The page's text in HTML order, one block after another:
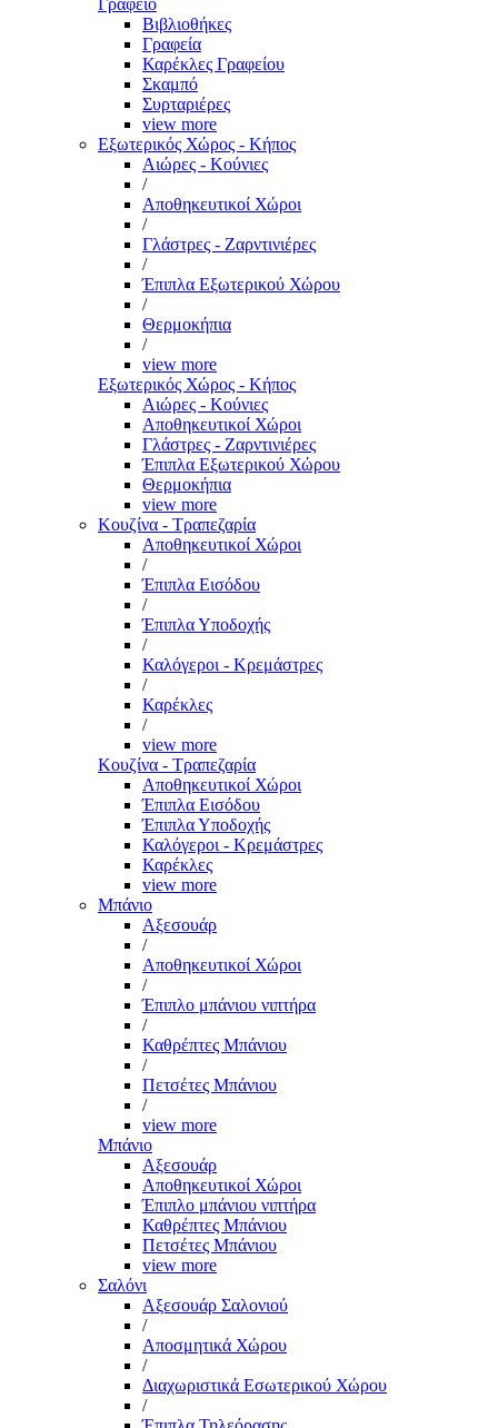
Γραφείο
Βιβλιοθήκες
Γραφεία
Καρέκλες Γραφείου
Σκαμπό
Συρταριέρες
view more
Εξωτερικός Χώρος - Κήπος
Αιώρες - Κούνιες
/
Αποθηκευτικοί Χώροι
/
Γλάστρες - Ζαρντινιέρες
/
Έπιπλα Εξωτερικού Χώρου
/
Θερμοκήπια
/
view more
Εξωτερικός Χώρος - Κήπος
Αιώρες - Κούνιες
Αποθηκευτικοί Χώροι
Γλάστρες - Ζαρντινιέρες
Έπιπλα Εξωτερικού Χώρου
Θερμοκήπια
view more
Κουζίνα - Τραπεζαρία
Αποθηκευτικοί Χώροι
/
Έπιπλα Εισόδου
/
Έπιπλα Υποδοχής
/
Καλόγεροι - Κρεμάστρες
/
Καρέκλες
/
view more
Κουζίνα - Τραπεζαρία
Αποθηκευτικοί Χώροι
Έπιπλα Εισόδου
Έπιπλα Υποδοχής
Καλόγεροι - Κρεμάστρες
Καρέκλες
view more
Μπάνιο
Αξεσουάρ
/
Αποθηκευτικοί Χώροι
/
Έπιπλο μπάνιου νιπτήρα
/
Καθρέπτες Μπάνιου
/
Πετσέτες Μπάνιου
/
view more
Μπάνιο
Αξεσουάρ
Αποθηκευτικοί Χώροι
Έπιπλο μπάνιου νιπτήρα
Καθρέπτες Μπάνιου
Πετσέτες Μπάνιου
view more
Σαλόνι
Αξεσουάρ Σαλονιού
/
Αποσμητικά Χώρου
/
Διαχωριστικά Εσωτερικού Χώρου
/